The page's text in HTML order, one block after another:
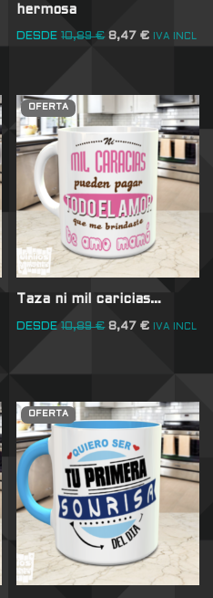
hermosa
DESDE 10,89€ 8,47€ IVA INCL
OFERTA
Taza ni mil caricias…
DESDE 10,89€ 8,47€ IVA INCL
OFERTA